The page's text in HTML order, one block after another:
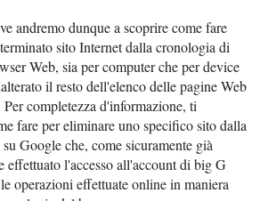
andremo dunque a scoprire come fare
sito Internet dalla cronologia di
Web, sia per computer che per device
il resto dell'elenco delle pagine Web
Per completezza d'informazione, ti
fare per eliminare uno specifico sito dalla
Google che, come sicuramente già
effettuato l'accesso all'account di big G
operazioni effettuate online in maniera